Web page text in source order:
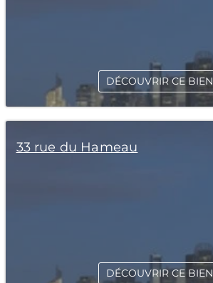
DÉCOUVRIR CE BIEN
33 rue du Hameau
DÉCOUVRIR CE BIEN